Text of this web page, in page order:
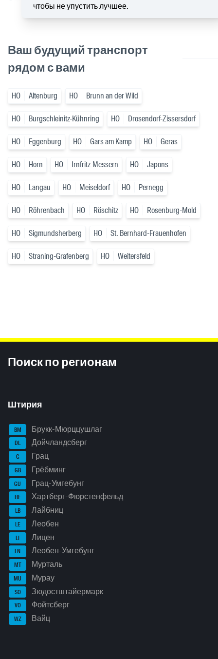
чтобы не упустить лучшее.
Ваш будущий транспорт
рядом с вами
HO Altenburg HO Brunn an der Wild
HO Burgschleinitz-Kühnring HO Drosendorf-Zissersdorf
HO Eggenburg HO Gars am Kamp HO Geras
HO Horn HO Irnfritz-Messern HO Japons
HO Langau HO Meiseldorf HO Pernegg
HO Röhrenbach HO Röschitz HO Rosenburg-Mold
HO Sigmundsherberg HO St. Bernhard-Frauenhofen
HO Straning-Grafenberg HO Weitersfeld
Поиск по регионам
Штирия
BM Брукк-Мюрццушлаг
DL Дойчландсберг
G Грац
GB Грёбминг
GU Грац-Умгебунг
HF Хартберг-Фюрстенфельд
LB Лайбниц
LE Леобен
LI Лицен
LN Леобен-Умгебунг
MT Мурталь
MU Мурау
SO Зюдостштайермарк
VO Фойтсберг
WZ Вайц